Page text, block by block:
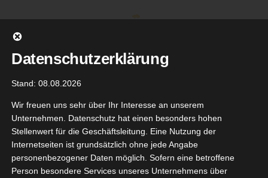
springen
Datenschutzerklärung
Stand: 08.08.2026
Wir freuen uns sehr über Ihr Interesse an unserem
Unternehmen. Datenschutz hat einen besonders hohen
Stellenwert für die Geschäftsleitung. Eine Nutzung der
Internetseiten ist grundsätzlich ohne jede Angabe
personenbezogener Daten möglich. Sofern eine betroffene
Person besondere Services unseres Unternehmens über